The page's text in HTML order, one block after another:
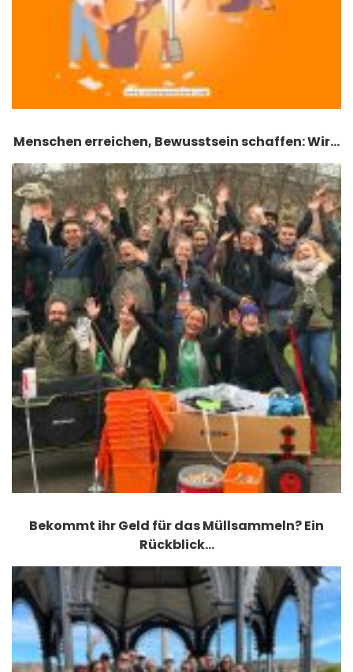
Menschen erreichen, Bewusstsein schaffen: Wir…
Bekommt ihr Geld für das Müllsammeln? Ein
Rückblick…